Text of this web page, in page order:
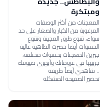
ومبتكرة
المعجنات من أكثر الوصفات
المرغوبة من الكبار والصغار على حد
سواء، تتنوع طرق العجينة وتتنوع
الحشوات أيضا حضرت الطاهية عالية
جبرين المعجنات بحشوات مختلفة،
جربيها في عزوماتك وأبهري ضيوفك
.. شاهدي أيضاً طريقة
تحضير الصفيحة المشكلة